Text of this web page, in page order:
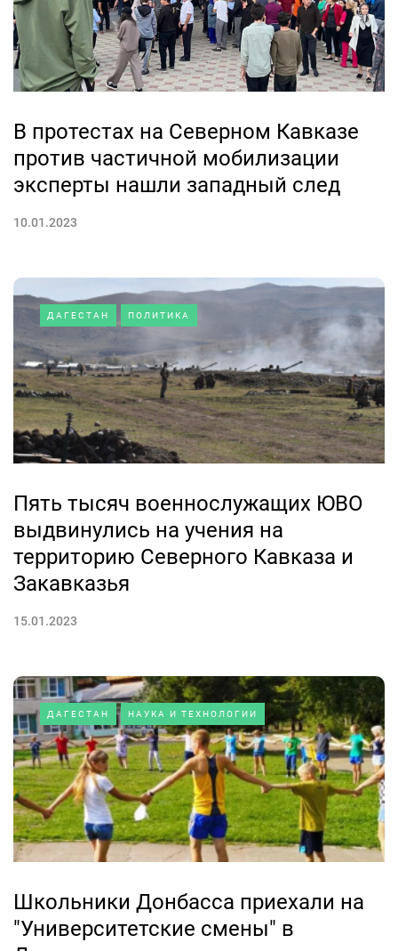
В протестах на Северном Кавказе
против частичной мобилизации
эксперты нашли западный след
10.01.2023
ДАГЕСТАН ПОЛИТИКА
Пять тысяч военнослужащих ЮВО
выдвинулись на учения на
территорию Северного Кавказа и
Закавказья
15.01.2023
ДАГЕСТАН НАУКА И ТЕХНОЛОГИИ
Школьники Донбасса приехали на
"Университетские смены" в